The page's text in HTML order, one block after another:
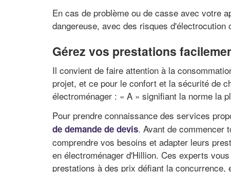
En cas de problème ou de casse avec votre
dangereuse, avec des risques d'électrocution
Gérez vos prestations
Il convient de faire attention à la
projet, et ce pour le confort et la sécurité de
électroménager : « A » signifiant la norme la
Pour prendre connaissance des services
de demande de devis. Avant de commencer
comprendre vos besoins et adapter leurs
en électroménager d'Hillion. Ces experts
prestations à des prix défiant la